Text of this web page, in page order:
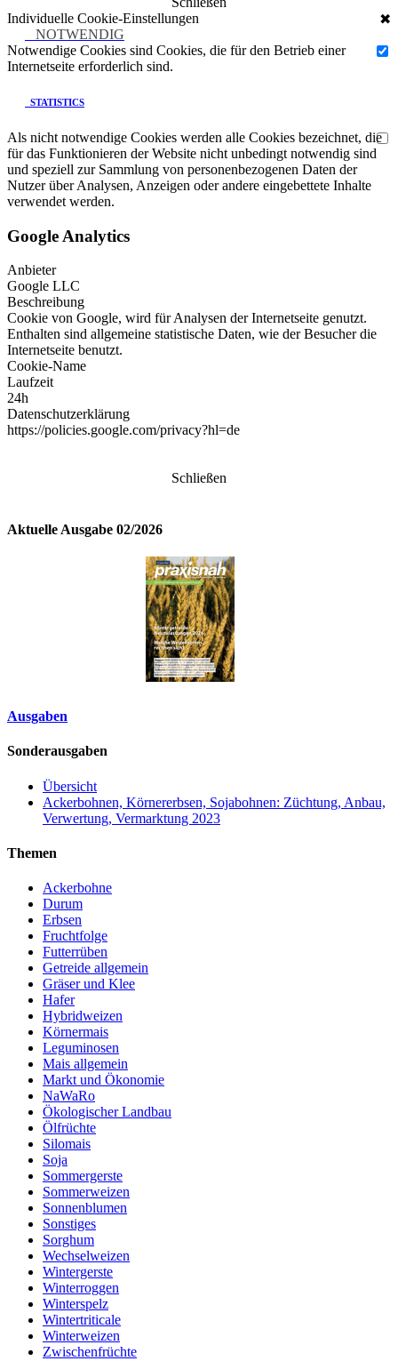
Individuelle Cookie-Einstellungen
✖
NOTWENDIG
Notwendige Cookies sind Cookies, die für den Betrieb einer
Internetseite erforderlich sind.
STATISTICS
Als nicht notwendige Cookies werden alle Cookies bezeichnet, die
für das Funktionieren der Website nicht unbedingt notwendig sind
und speziell zur Sammlung von personenbezogenen Daten der
Nutzer über Analysen, Anzeigen oder andere eingebettete Inhalte
verwendet werden.
Google Analytics
Anbieter
Google LLC
Beschreibung
Cookie von Google, wird für Analysen der Internetseite genutzt.
Enthalten sind allgemeine statistische Daten, wie der Besucher die
Internetseite benutzt.
Cookie-Name
Laufzeit
24h
Datenschutzerklärung
https://policies.google.com/privacy?hl=de
Schließen
Aktuelle Ausgabe 02/2026
Ausgaben
Sonderausgaben
Übersicht
Ackerbohnen, Körnererbsen, Sojabohnen: Züchtung, Anbau,
Verwertung, Vermarktung 2023
Themen
Ackerbohne
Durum
Erbsen
Fruchtfolge
Futterrüben
Getreide allgemein
Gräser und Klee
Hafer
Hybridweizen
Körnermais
Leguminosen
Mais allgemein
Markt und Ökonomie
NaWaRo
Ökologischer Landbau
Ölfrüchte
Silomais
Soja
Sommergerste
Sommerweizen
Sonnenblumen
Sonstiges
Sorghum
Wechselweizen
Wintergerste
Winterroggen
Winterspelz
Wintertriticale
Winterweizen
Zwischenfrüchte